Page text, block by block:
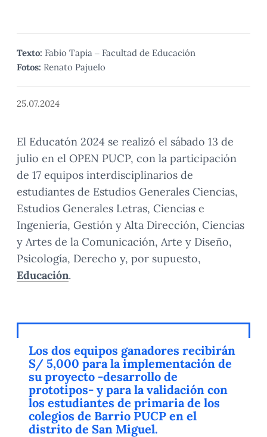
Texto: Fabio Tapia – Facultad de Educación
Fotos: Renato Pajuelo
25.07.2024
El Educatón 2024 se realizó el sábado 13 de
julio en el OPEN PUCP, con la participación
de 17 equipos interdisciplinarios de
estudiantes de Estudios Generales Ciencias,
Estudios Generales Letras, Ciencias e
Ingeniería, Gestión y Alta Dirección, Ciencias
y Artes de la Comunicación, Arte y Diseño,
Psicología, Derecho y, por supuesto,
Educación.
Los dos equipos ganadores recibirán
S/ 5,000 para la implementación de
su proyecto -desarrollo de
prototipos- y para la validación con
los estudiantes de primaria de los
colegios de Barrio PUCP en el
distrito de San Miguel.